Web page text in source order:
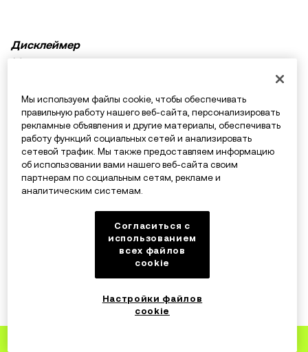
Дисклеймер
Материалы предоставлены исключительно в
информацию о продуктах, которые недоступны в
вашем регионе. Они не являются инвестиционным
советом или рекомендацией, предложением или
приглашением к покупке, продаже или удержанию
криптовалюты / цифровых активов, советом в
финансовой, бухгалтерской, юридической или
активы, в том числе стейблкоины, сопряжены с
высокими рисками и подвержены сильным ценовым
колебаниям. Тщательно оцените финансовое
состояние и определите, подходит ли вам торговля и
связанным с вашими конкретными обстоятельствами,
обращайтесь к специалистам в области
Развернуть
Похожие статьи
Доминирование Bitcoin: полное
Мы используем файлы cookie, чтобы обеспечивать
правильную работу нашего веб-сайта, персонализировать
рекламные объявления и другие материалы, обеспечивать
работу функций социальных сетей и анализировать
сетевой трафик. Мы также предоставляем информацию
об использовании вами нашего веб-сайта своим
партнерам по социальным сетям, рекламе и
аналитическим системам.
Согласиться с
использованием
всех файлов
cookie
Настройки файлов
cookie